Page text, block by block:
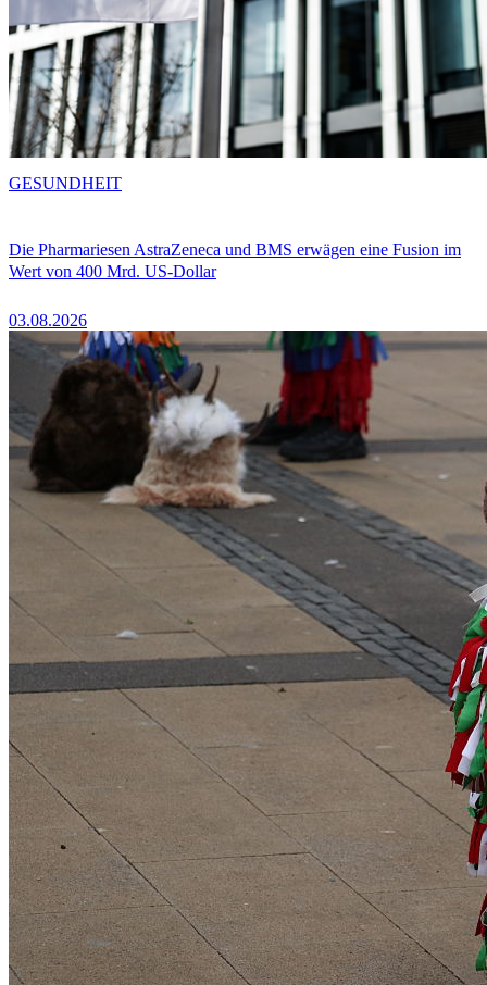
Die Pharmariesen AstraZeneca und BMS erwägen eine Fusion im
Wert von 400 Mrd. US-Dollar
03.08.2026
GESUNDHEIT